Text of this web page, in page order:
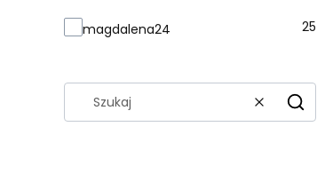
Marka
magdalena24 25
WyczyśćSzukaj